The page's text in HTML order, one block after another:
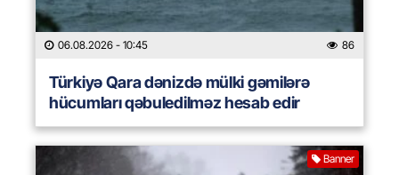
06.08.2026 - 10:45 86
Türkiyə Qara dənizdə mülki gəmilərə
hücumları qəbuledilməz hesab edir
Banner